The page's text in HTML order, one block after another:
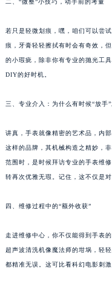
二、“微整”小技巧，动手前的考量
若只是轻微划痕，嘿，咱们可以尝
痕，牙膏轻轻擦拭有时会有奇效，
的小瑕疵，除非你有专业的抛光工
DIY的好时机。
三、专业介入：为什么有时候“放手
讲真，手表就像精密的艺术品，内
这样的品牌，其机械构造之精妙，
范围时，是时候拜访专业的手表维
转再次优雅无瑕。记住，这不仅是
四、维修过程中的“额外收获”
走进维修中心，你不仅能得到手表
超声波清洗机像魔法师的坩埚，轻
都精准无误。这可比看科幻电影刺